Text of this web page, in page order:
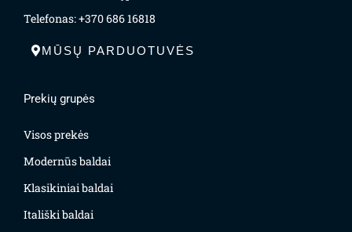
Telefonas: +370 686 16818
MŪSŲ PARDUOTUVĖS
Prekių grupės
Visos prekės
Modernūs baldai
Klasikiniai baldai
Itališki baldai